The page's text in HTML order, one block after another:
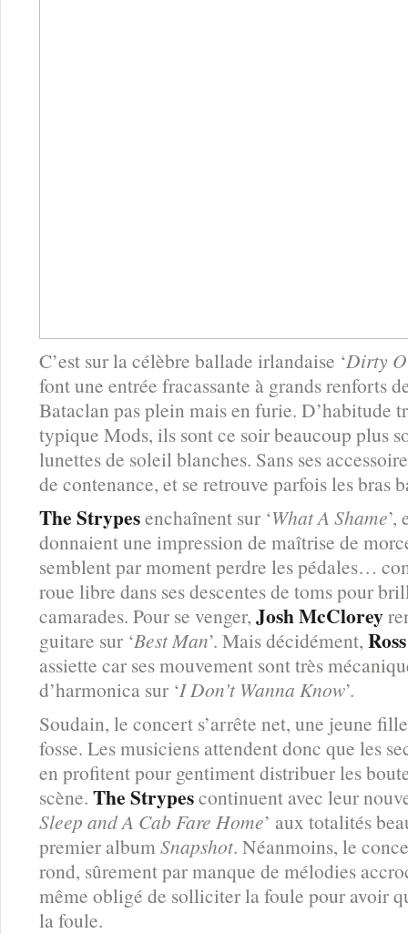
C’est sur la célèbre ballade irlandaise ‘Dirty
font une entrée fracassante à grands renforts
Bataclan pas plein mais en furie. D’habitude
typique Mods, ils sont ce soir beaucoup plus
lunettes de soleil blanches. Sans ses
de contenance, et se retrouve parfois les bras
The Strypesenchaînent sur ‘What A Shame’,
donnaient une impression de maîtrise de
semblent par moment perdre les pédales…
roue libre dans ses descentes de toms pour
camarades. Pour se venger, Josh McClorey
guitare sur ‘Best Man’. Mais décidément,
assiette car ses mouvement sont très
d’harmonica sur ‘I Don’t Wanna Know’.
Soudain, le concert s’arrête net, une jeune
fosse. Les musiciens attendent donc que les
en profitent pour gentiment distribuer les
scène. The Strypescontinuent avec leur
Sleep and A Cab Fare Home’ aux totalités
premier albumSnapshot. Néanmoins, le
rond, sûrement par manque de mélodies
même obligé de solliciter la foule pour avoir
la foule.